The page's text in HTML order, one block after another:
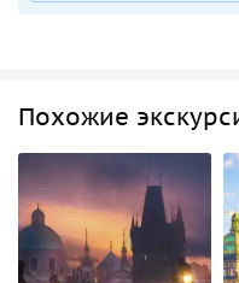
Похожие